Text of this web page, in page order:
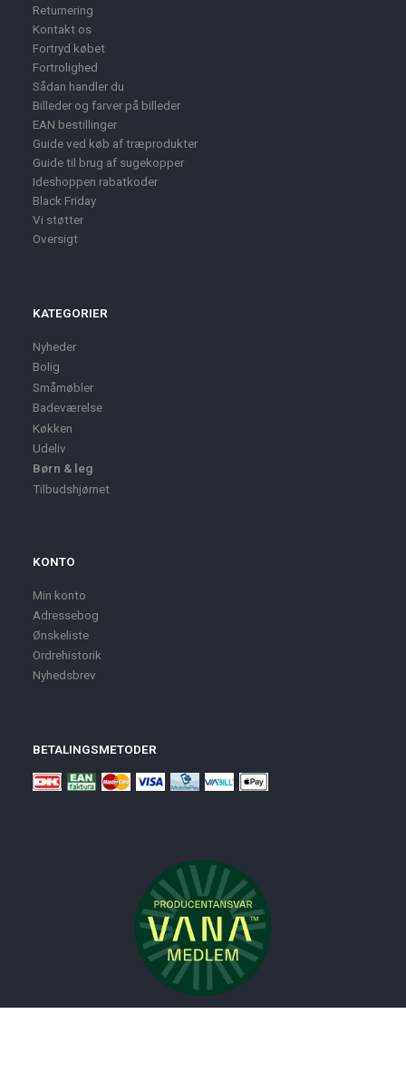
Returnering
Kontakt os
Fortryd købet
Fortrolighed
Sådan handler du
Billeder og farver på billeder
EAN bestillinger
Guide ved køb af træprodukter
Guide til brug af sugekopper
Ideshoppen rabatkoder
Black Friday
Vi støtter
Oversigt
KATEGORIER
Nyheder
Bolig
Småmøbler
Badeværelse
Køkken
Udeliv
Børn & leg
Tilbudshjørnet
KONTO
Min konto
Adressebog
Ønskeliste
Ordrehistorik
Nyhedsbrev
BETALINGSMETODER